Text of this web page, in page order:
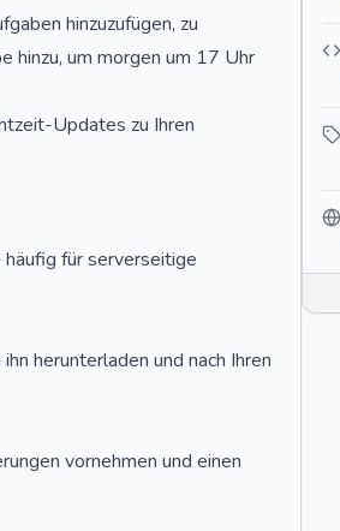
hinzuzufügen, zu
hinzu, um morgen um 17 Uhr
Updates zu Ihren
für serverseitige
herunterladen und nach Ihren
vornehmen und einen